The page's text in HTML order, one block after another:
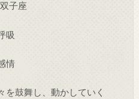
子座
吸
情
を鼓舞し、動かしていく